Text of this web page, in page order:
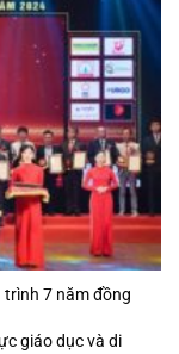
trình 7 năm đồng
giáo dục và di